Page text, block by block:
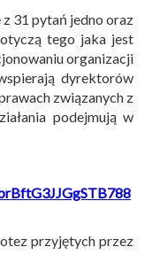
z 31 pytań jedno oraz
tego jaka jest
organizacji
dyrektorów
związanych z
podejmują w
przyjętych przez